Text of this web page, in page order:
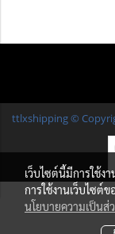
ttlxshipping ©
เว็บไซต์นี้มีการใช้
การใช้งานเว็บไซต์
นโยบายความเป็นส่